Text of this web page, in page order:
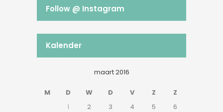
Follow @ Instagram
Kalender
maart 2016
M D W D V Z Z
1 2 3 4 5
6